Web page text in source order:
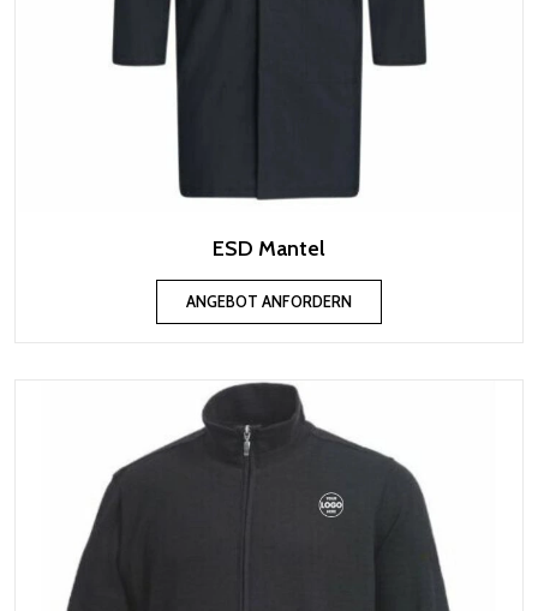
ESD Mantel
ANGEBOT ANFORDERN